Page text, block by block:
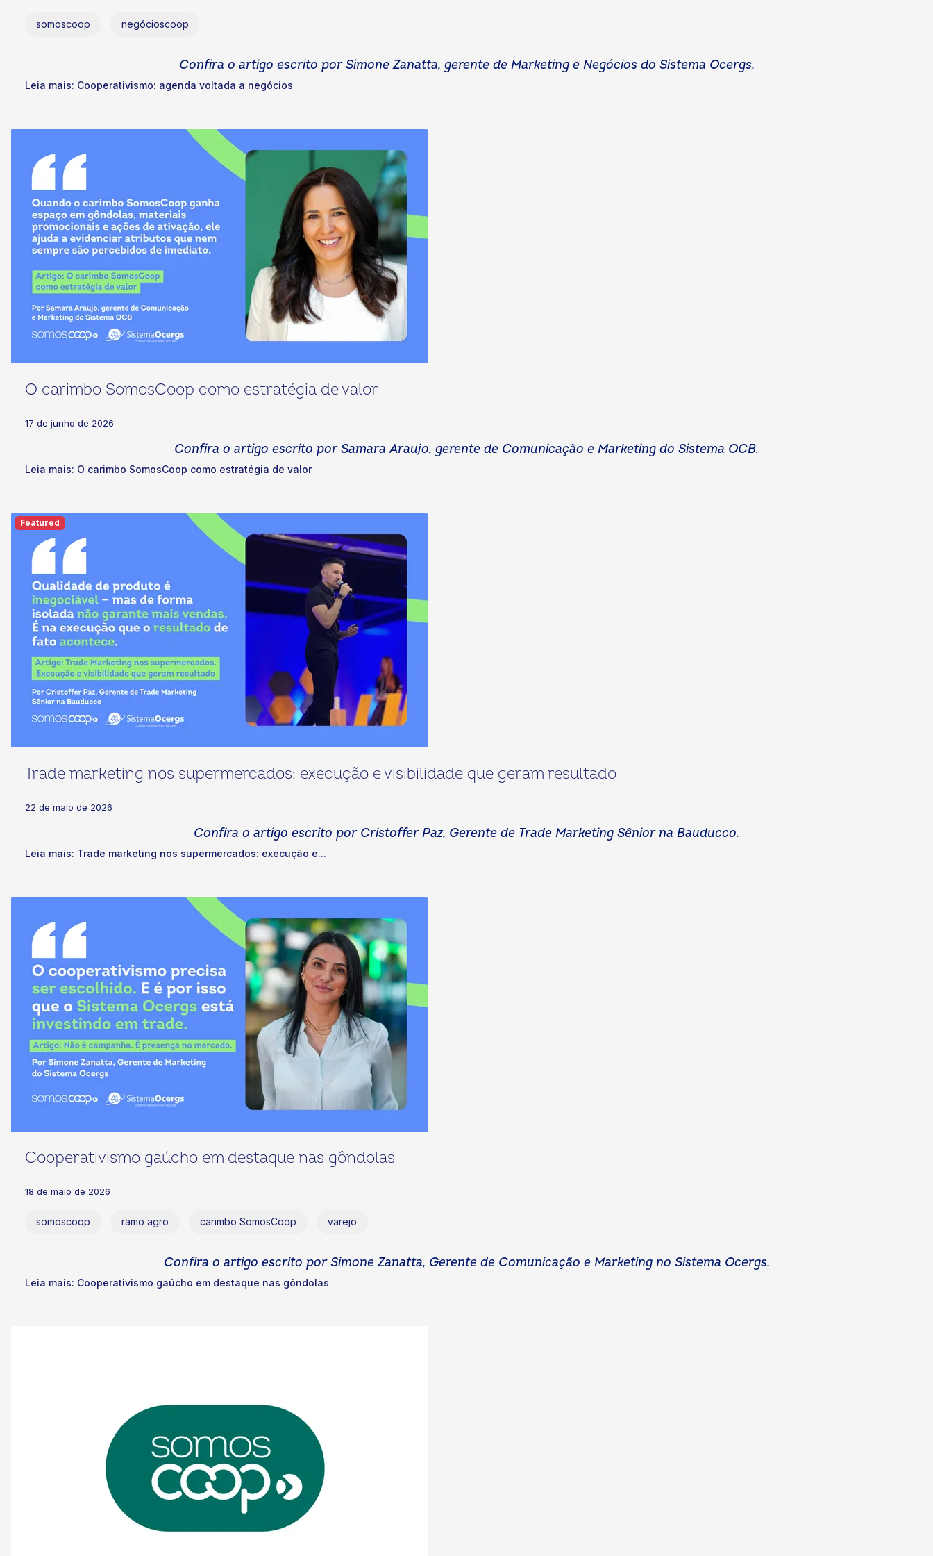
somoscoop negócioscoop
Confira o artigo escrito por Simone Zanatta, gerente de Marketing e Negócios do Sistema Ocergs.
Leia mais: Cooperativismo: agenda voltada a negócios
O carimbo SomosCoop como estratégia de valor
17 de junho de 2026
Confira o artigo escrito por Samara Araujo, gerente de Comunicação e Marketing do Sistema OCB.
Leia mais: O carimbo SomosCoop como estratégia de valor
Featured
Trade marketing nos supermercados: execução e visibilidade que geram resultado
22 de maio de 2026
Confira o artigo escrito por Cristoffer Paz, Gerente de Trade Marketing Sênior na Bauducco.
Leia mais: Trade marketing nos supermercados: execução e...
Cooperativismo gaúcho em destaque nas gôndolas
18 de maio de 2026
somoscoop ramo agro carimbo SomosCoop varejo
Confira o artigo escrito por Simone Zanatta, Gerente de Comunicação e Marketing no Sistema Ocergs.
Leia mais: Cooperativismo gaúcho em destaque nas gôndolas